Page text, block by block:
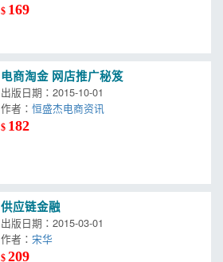
$ 169
电商淘金 网店推广秘笈
出版日期：2015-10-01
作者：恒盛杰电商资讯
$ 182
供应链金融
出版日期：2015-03-01
作者： 宋华
$209